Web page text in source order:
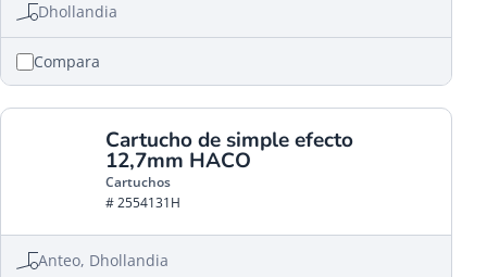
Dhollandia
Compara
Cartucho de simple efecto
12,7mm HACO
Cartuchos
# 2554131H
Anteo, Dhollandia